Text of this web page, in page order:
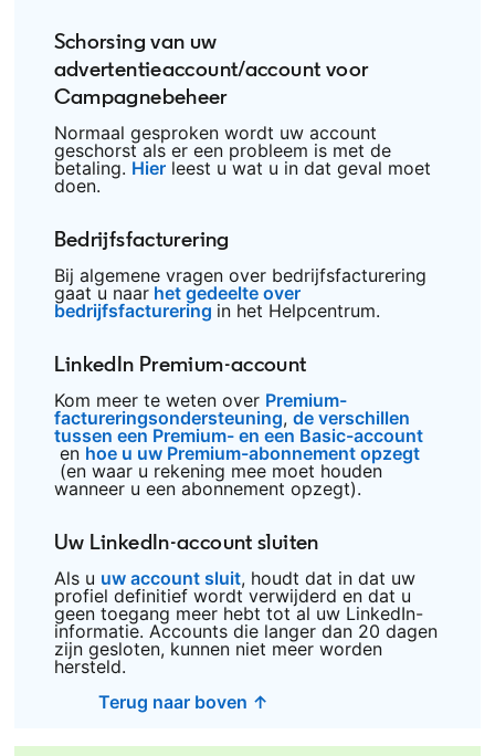
Schorsing van uw
advertentieaccount/account voor
Campagnebeheer
Normaal gesproken wordt uw account
geschorst als er een probleem is met de
betaling. Hieropens in a new tab
leest u wat u in dat geval moet
doen.
Bedrijfsfacturering
Bij algemene vragen over bedrijfsfacturering
gaat u naarhet gedeelte over
bedrijfsfacturering opens in a new tab
in het Helpcentrum.
LinkedIn Premium-account
Kom meer te weten over Premium-
factureringsondersteuningopens in a new tab
, de verschillen
tussen een Premium- en een Basic-account
opens in a new tab
en hoe u uw Premium-abonnement opzegt
opens in a new tab
(en waar u rekening mee moet houden
wanneer u een abonnement opzegt).
Uw LinkedIn-account sluiten
Als u uw account sluitopens in a new tab
, houdt dat in dat uw
profiel definitief wordt verwijderd en dat u
geen toegang meer hebt tot al uw LinkedIn-
informatie. Accounts die langer dan 20 dagen
zijn gesloten, kunnen niet meer worden
hersteld.
Terug naar boven ↑